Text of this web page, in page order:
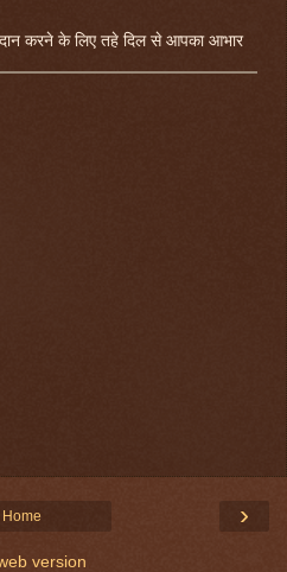
करने के लिए तहे दिल से आपका आभार
›
Home
version